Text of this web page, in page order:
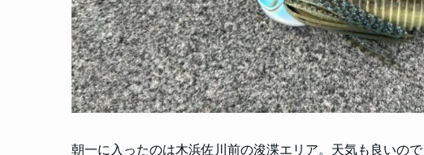
朝一に入ったのは木浜佐川前の浚渫エリア。天気も良いの